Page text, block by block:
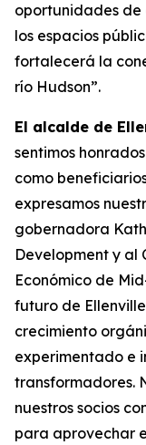
oportunidades de
los espacios
fortalecerá la
río Hudson”.
El alcalde de
sentimos
como
expresamos
gobernadora
Development y al
Económico de
futuro de
crecimiento
experimentado e
transformadores.
nuestros socios
para aprovechar